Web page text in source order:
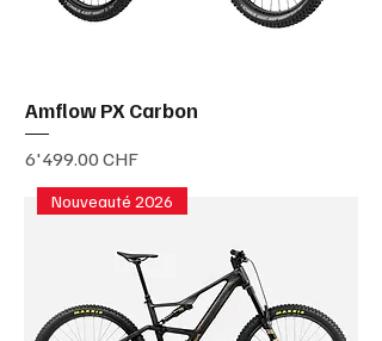
Amflow PX Carbon
Prix
6'499.00 CHF
Nouveauté 2026